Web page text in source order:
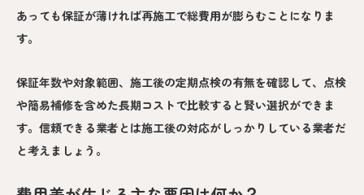
あっても保証が薄ければ再施工で総費用が膨らむことになりま
す。
保証年数や対象範囲、施工後の定期点検の有無を確認して、点検
や簡易補修を含めた長期コストで比較すると賢い選択ができま
す。信頼できる業者とは施工後の対応がしっかりしている業者だ
と考えましょう。